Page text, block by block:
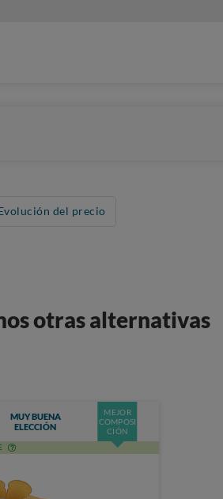
del precio
otras alternativas
MUY BUENA
ELECCIÓN
MEJOR
COMPOSI
CIÓN